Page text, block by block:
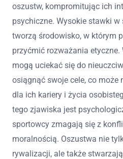
oszustw, kompromitując ich
psychiczne. Wysokie stawki
tworzą środowisko, w którym
przyćmić rozważania
mogą uciekać się do
osiągnąć swoje cele, co może
dla ich kariery i życia
tego zjawiska jest
sportowcy zmagają się z
moralnością. Oszustwa nie
rywalizacji, ale także